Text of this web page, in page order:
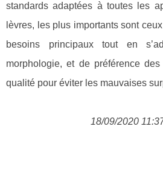
standards adaptées à toutes les
lèvres, les plus importants sont
besoins principaux tout en
morphologie, et de préférence
qualité pour éviter les mauvaises
18/09/2020